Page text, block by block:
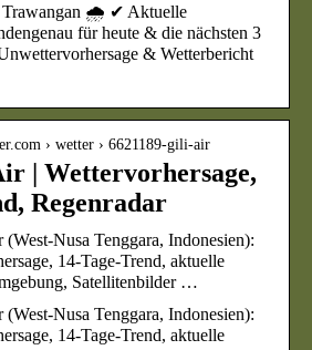
Trawangan 🌧️ ✔ Aktuelle
für heute & die nächsten 3
& Wetterbericht
› wetter › 6621189-gili-air
| Wettervorhersage,
Regenradar
Nusa Tenggara, Indonesien):
14-Tage-Trend, aktuelle
Satellitenbilder …
Nusa Tenggara, Indonesien):
14-Tage-Trend, aktuelle